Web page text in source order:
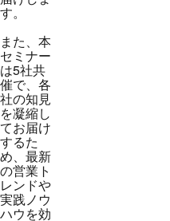
す。
また、本
セミナー
は5社共
催で、各
社の知見
を凝縮し
てお届け
するた
め、最新
の営業ト
レンドや
実践ノウ
ハウを効